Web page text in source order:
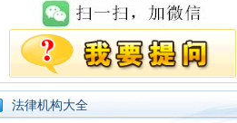
法律机构大全